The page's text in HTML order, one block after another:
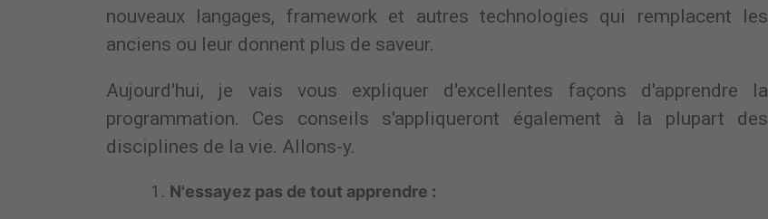
nouveaux langages, framework et autres technologies qui remplacent les
anciens ou leur donnent plus de saveur.
Aujourd'hui, je vais vous expliquer d'excellentes façons d'apprendre la
programmation. Ces conseils s'appliqueront également à la plupart des
disciplines de la vie. Allons-y.
N'essayez pas de tout apprendre :